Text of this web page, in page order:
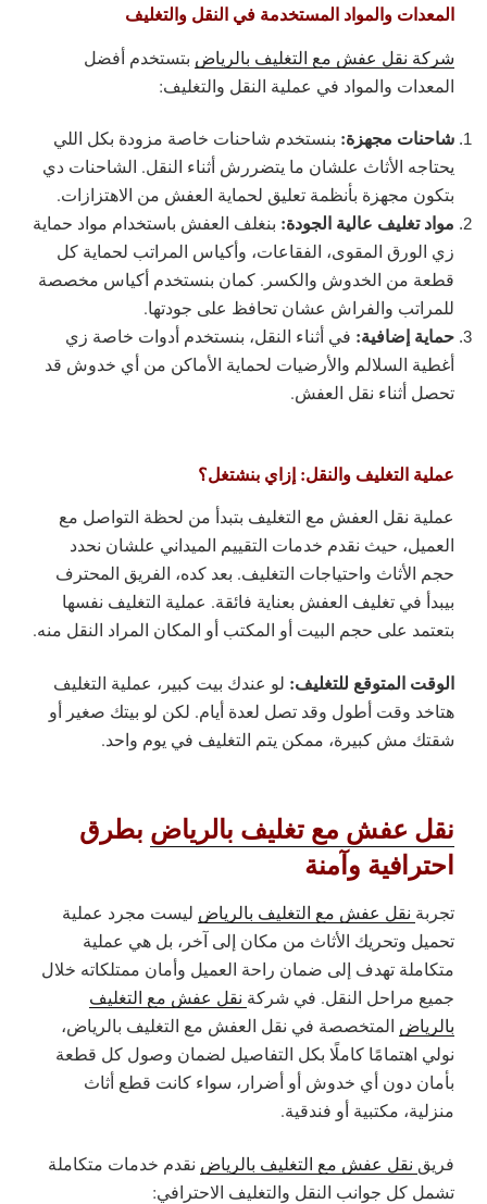
المعدات والمواد المستخدمة في النقل والتغليف
شركة نقل عفش مع التغليف بالرياض بتستخدم أفضل
المعدات والمواد في عملية النقل والتغليف:
شاحنات مجهزة: بنستخدم شاحنات خاصة مزودة بكل اللي
يحتاجه الأثاث علشان ما يتضررش أثناء النقل. الشاحنات دي
بتكون مجهزة بأنظمة تعليق لحماية العفش من الاهتزازات.
مواد تغليف عالية الجودة: بنغلف العفش باستخدام مواد حماية
زي الورق المقوى، الفقاعات، وأكياس المراتب لحماية كل
قطعة من الخدوش والكسر. كمان بنستخدم أكياس مخصصة
للمراتب والفراش عشان تحافظ على جودتها.
حماية إضافية: في أثناء النقل، بنستخدم أدوات خاصة زي
أغطية السلالم والأرضيات لحماية الأماكن من أي خدوش قد
تحصل أثناء نقل العفش.
عملية التغليف والنقل: إزاي بنشتغل؟
عملية نقل العفش مع التغليف بتبدأ من لحظة التواصل مع
العميل، حيث نقدم خدمات التقييم الميداني علشان نحدد
حجم الأثاث واحتياجات التغليف. بعد كده، الفريق المحترف
بيبدأ في تغليف العفش بعناية فائقة. عملية التغليف نفسها
بتعتمد على حجم البيت أو المكتب أو المكان المراد النقل منه.
الوقت المتوقع للتغليف: لو عندك بيت كبير، عملية التغليف
هتاخد وقت أطول وقد تصل لعدة أيام. لكن لو بيتك صغير أو
شقتك مش كبيرة، ممكن يتم التغليف في يوم واحد.
نقل عفش مع تغليف بالرياض بطرق
احترافية وآمنة
تجربة نقل عفش مع التغليف بالرياض ليست مجرد عملية
تحميل وتحريك الأثاث من مكان إلى آخر، بل هي عملية
متكاملة تهدف إلى ضمان راحة العميل وأمان ممتلكاته خلال
جميع مراحل النقل. في شركة نقل عفش مع التغليف
بالرياض المتخصصة في نقل العفش مع التغليف بالرياض،
نولي اهتمامًا كاملًا بكل التفاصيل لضمان وصول كل قطعة
بأمان دون أي خدوش أو أضرار، سواء كانت قطع أثاث
منزلية، مكتبية أو فندقية.
فريق نقل عفش مع التغليف بالرياض نقدم خدمات متكاملة
تشمل كل جوانب النقل والتغليف الاحترافي: